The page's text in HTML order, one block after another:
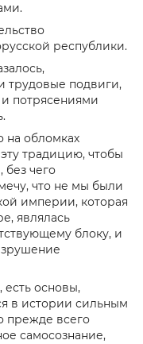
республики.
подвиги,
потрясениями
на обломках
традицию, чтобы
без чего
что не мы были
империи, которая
являлась
блоку, и
основы,
в истории сильным
прежде всего
самосознание,